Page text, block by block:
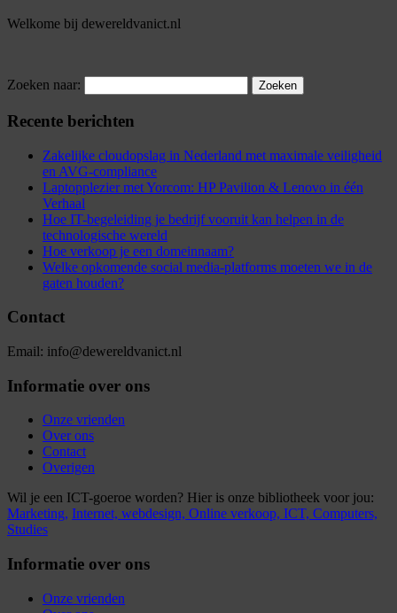
Welkome bij dewereldvanict.nl
Zoeken naar:
Recente berichten
Zakelijke cloudopslag in Nederland met maximale veiligheid
en AVG-compliance
Laptopplezier met Yorcom: HP Pavilion & Lenovo in één
Verhaal
Hoe IT-begeleiding je bedrijf vooruit kan helpen in de
technologische wereld
Hoe verkoop je een domeinnaam?
Welke opkomende social media-platforms moeten we in de
gaten houden?
Contact
Email: info@dewereldvanict.nl
Informatie over ons
Onze vrienden
Over ons
Contact
Overigen
Wil je een ICT-goeroe worden? Hier is onze bibliotheek voor jou:
Marketing, Internet, webdesign, Online verkoop, ICT, Computers,
Studies
Informatie over ons
Onze vrienden